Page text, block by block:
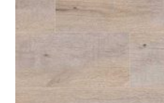
DODAJ U